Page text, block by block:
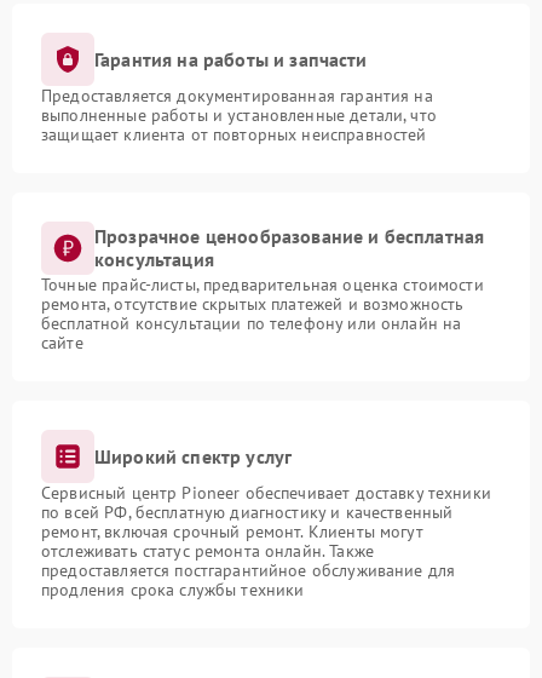
Гарантия на работы и запчасти
Предоставляется документированная гарантия на
выполненные работы и установленные детали, что
защищает клиента от повторных неисправностей
Прозрачное ценообразование и бесплатная
консультация
Точные прайс-листы, предварительная оценка стоимости
ремонта, отсутствие скрытых платежей и возможность
бесплатной консультации по телефону или онлайн на
сайте
Широкий спектр услуг
Сервисный центр Pioneer обеспечивает доставку техники
по всей РФ, бесплатную диагностику и качественный
ремонт, включая срочный ремонт. Клиенты могут
отслеживать статус ремонта онлайн. Также
предоставляется постгарантийное обслуживание для
продления срока службы техники